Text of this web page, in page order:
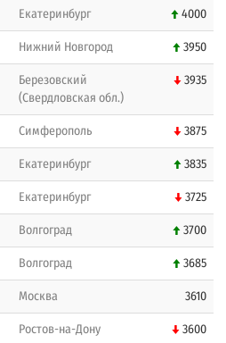
Екатеринбург 4000
Нижний Новгород 3950
Березовский
(Свердловская обл.)
3935
Симферополь 3875
Екатеринбург 3835
Екатеринбург 3725
Волгоград 3700
Волгоград 3685
Москва 3610
Ростов-на-Дону 3600